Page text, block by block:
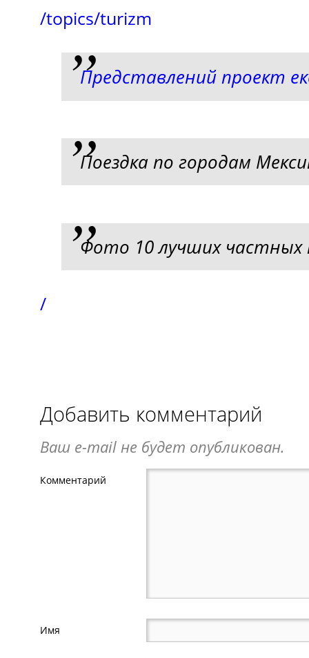
/topics/turizm
Представлений проект
Поездка по городам
Фото 10 лучших
/
Добавить комментарий
Ваш e-mail не будет опубликован.
Комментарий
Имя